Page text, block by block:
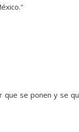
se ponen y se